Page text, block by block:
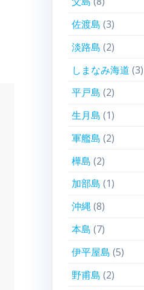
佐渡島 (3)
淡路島 (2)
しまなみ海道 (3)
平戸島 (2)
生月島 (1)
軍艦島 (2)
樺島 (2)
加部島 (1)
沖縄(8)
本島 (7)
伊平屋島 (5)
野甫島 (2)